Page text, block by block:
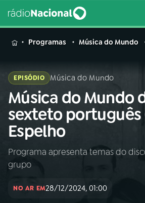
MENU
Buscar
na
Rádio
Nacional
Buscar
AO VIVO
INÍCIO
Programas Música do Mundo
EPISÓDIO Música do Mundo
Música do Mundo
sexteto português
Espelho
Programa apresenta temas do
grupo
NO AR EM28/12/2024, 01:00